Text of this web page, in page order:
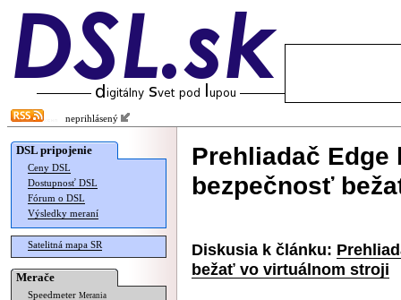
neprihlásený
DSL pripojenie
Ceny DSL
Dostupnosť DSL
Fórum o DSL
Výsledky meraní
Satelitná mapa SR
Merače
Speedmeter Merania
Prehliadač
bezpečnosť
Diskusia k článku:
bežať vo virtuálnom stroji